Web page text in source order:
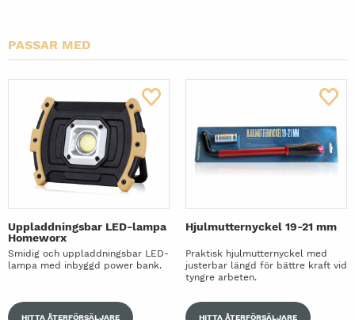
PASSAR MED
Uppladdningsbar LED-lampa
Homeworx
Smidig och uppladdningsbar LED-
lampa med inbyggd power bank.
HITTA ÅTERFÖRSÄLJARE
Hjulmutternyckel 19-21 mm
Praktisk hjulmutternyckel med
justerbar längd för bättre kraft vid
tyngre arbeten.
HITTA ÅTERFÖRSÄLJARE